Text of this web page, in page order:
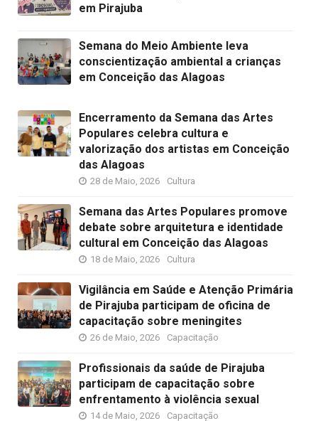
em Pirajuba
Semana do Meio Ambiente leva
conscientização ambiental a crianças
em Conceição das Alagoas
Encerramento da Semana das Artes
Populares celebra cultura e
valorização dos artistas em Conceição
das Alagoas
28 de Maio, 2026 Cultura
Semana das Artes Populares promove
debate sobre arquitetura e identidade
cultural em Conceição das Alagoas
18 de Maio, 2026 Cultura
Vigilância em Saúde e Atenção Primária
de Pirajuba participam de oficina de
capacitação sobre meningites
26 de Maio, 2026 Capacitação
Profissionais da saúde de Pirajuba
participam de capacitação sobre
enfrentamento à violência sexual
14 de Maio, 2026 Capacitação